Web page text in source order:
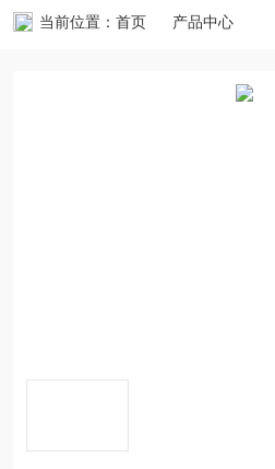
当前位置： 首页 产品中心